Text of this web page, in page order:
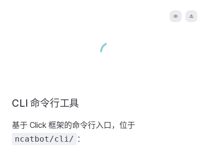
CLI 命令行工具
基于 Click 框架的命令行入口，位于
ncatbot/cli/ ：